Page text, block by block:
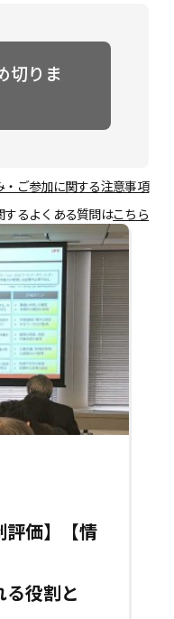
切りま
ご参加に関する注意事項
するよくある質問はこちら
評価】【情
役割と